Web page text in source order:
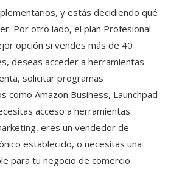
y estás decidiendo qué
Por otro lado, el plan Profesional
opción si vendes más de 40
deseas acceder a herramientas
solicitar programas
como Amazon Business, Launchpad
acceso a herramientas
eres un vendedor de
establecido, o necesitas una
para tu negocio de comercio